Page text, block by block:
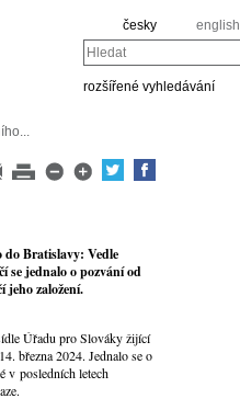
česky english
Hledat
rozšířené vyhledávání
do Bratislavy: Vedle
se jednalo o pozvání od
jeho založení.
Úřadu pro Slováky žijící
března 2024. Jednalo se o
v posledních letech